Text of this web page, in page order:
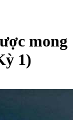
mong
1)